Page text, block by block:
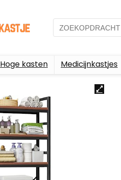
Hoge kasten Medicijnkastjes